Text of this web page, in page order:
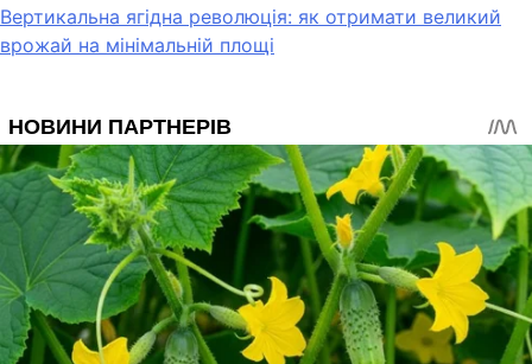
Вертикальна ягідна революція: як отримати великий
врожай на мінімальній площі